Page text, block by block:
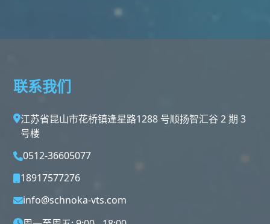
联系我们
江苏省昆山市花桥镇逢星路1288 号顺扬智汇谷 2 期 3
号楼
0512-36605077
18917577276
info@schnoka-vts.com